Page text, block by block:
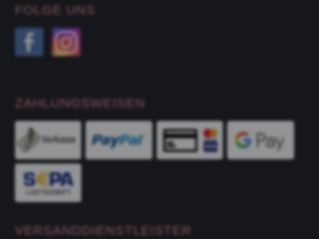
FOLGE UNS
ZAHLUNGSWEISEN
VERSANDDIENSTLEISTER